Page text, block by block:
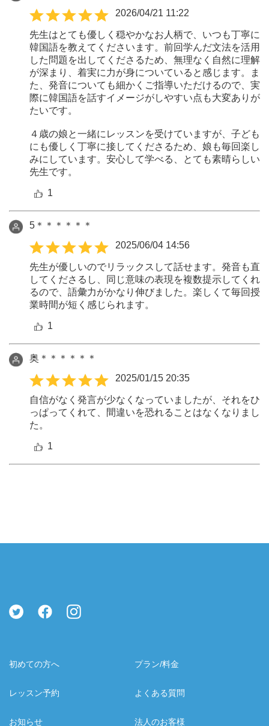
2026/04/21 11:22
先生はとても優しく穏やかなお人柄で、いつも丁寧に
韓国語を教えてくださいます。前回学んだ文法を活用
した問題を出してくださるため、無理なく自然に理解
が深まり、着実に力が身についていると感じます。ま
た、発音についても細かくご指導いただけるので、実
際に韓国語を話すイメージがしやすい点も大変ありが
たいです。
４歳の娘と一緒にレッスンを受けていますが、子ども
にも優しく丁寧に接してくださるため、娘も毎回楽し
みにしています。安心して学べる、とても素晴らしい
先生です。
1
5＊＊＊＊＊＊
2025/06/04 14:56
先生が優しいのでリラックスして話せます。発音も直
してくださるし、同じ意味の表現を複数提示してくれ
るので、語彙力がかなり伸びました。楽しくて毎回授
業時間が短く感じられます。
1
奥＊＊＊＊＊＊
2025/01/15 20:35
自信がなく発言が少なくなっていましたが、それをひ
っぱってくれて、間違いを恐れることはなくなりまし
た。
1
初めての方へ プラン/料金
レッスン予約 よくある質問
お知らせ 法人のお客様